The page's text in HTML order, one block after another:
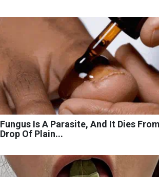
Fungus Is A Parasite, And It Dies
Drop Of Plain...